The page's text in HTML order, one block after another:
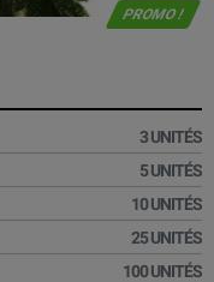
PROMO !
3 UNITÉS
5 UNITÉS
10 UNITÉS
25 UNITÉS
100 UNITÉS